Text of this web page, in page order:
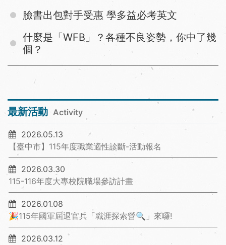
臉書出包對手受惠 學多益必考英文
什麼是「WFB」？各種不良姿勢，你中了幾
個？
最新活動 Activity
2026.05.13
【臺中市】115年度職業適性診斷-活動報名
2026.03.30
115-116年度大專校院職場參訪計畫
2026.01.08
🎉115年國軍屆退官兵「職涯探索營🔍」來囉!
2026.03.12